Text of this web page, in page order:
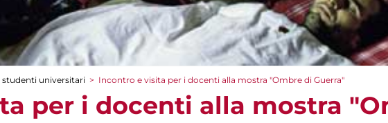
universitari > Incontro e visita per i docenti alla mostra "Ombre di Guerra"
per i docenti alla mostra